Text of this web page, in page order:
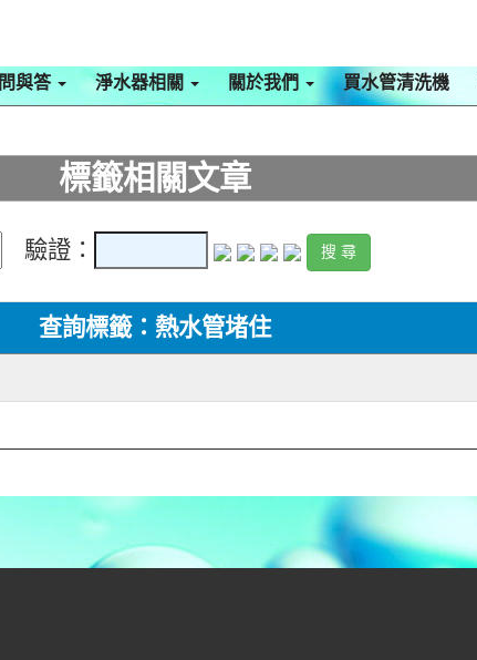
問與答 淨水器相關 關於我們 買水管清洗機
標籤相關文章
驗證：
查詢標籤：熱水管堵住